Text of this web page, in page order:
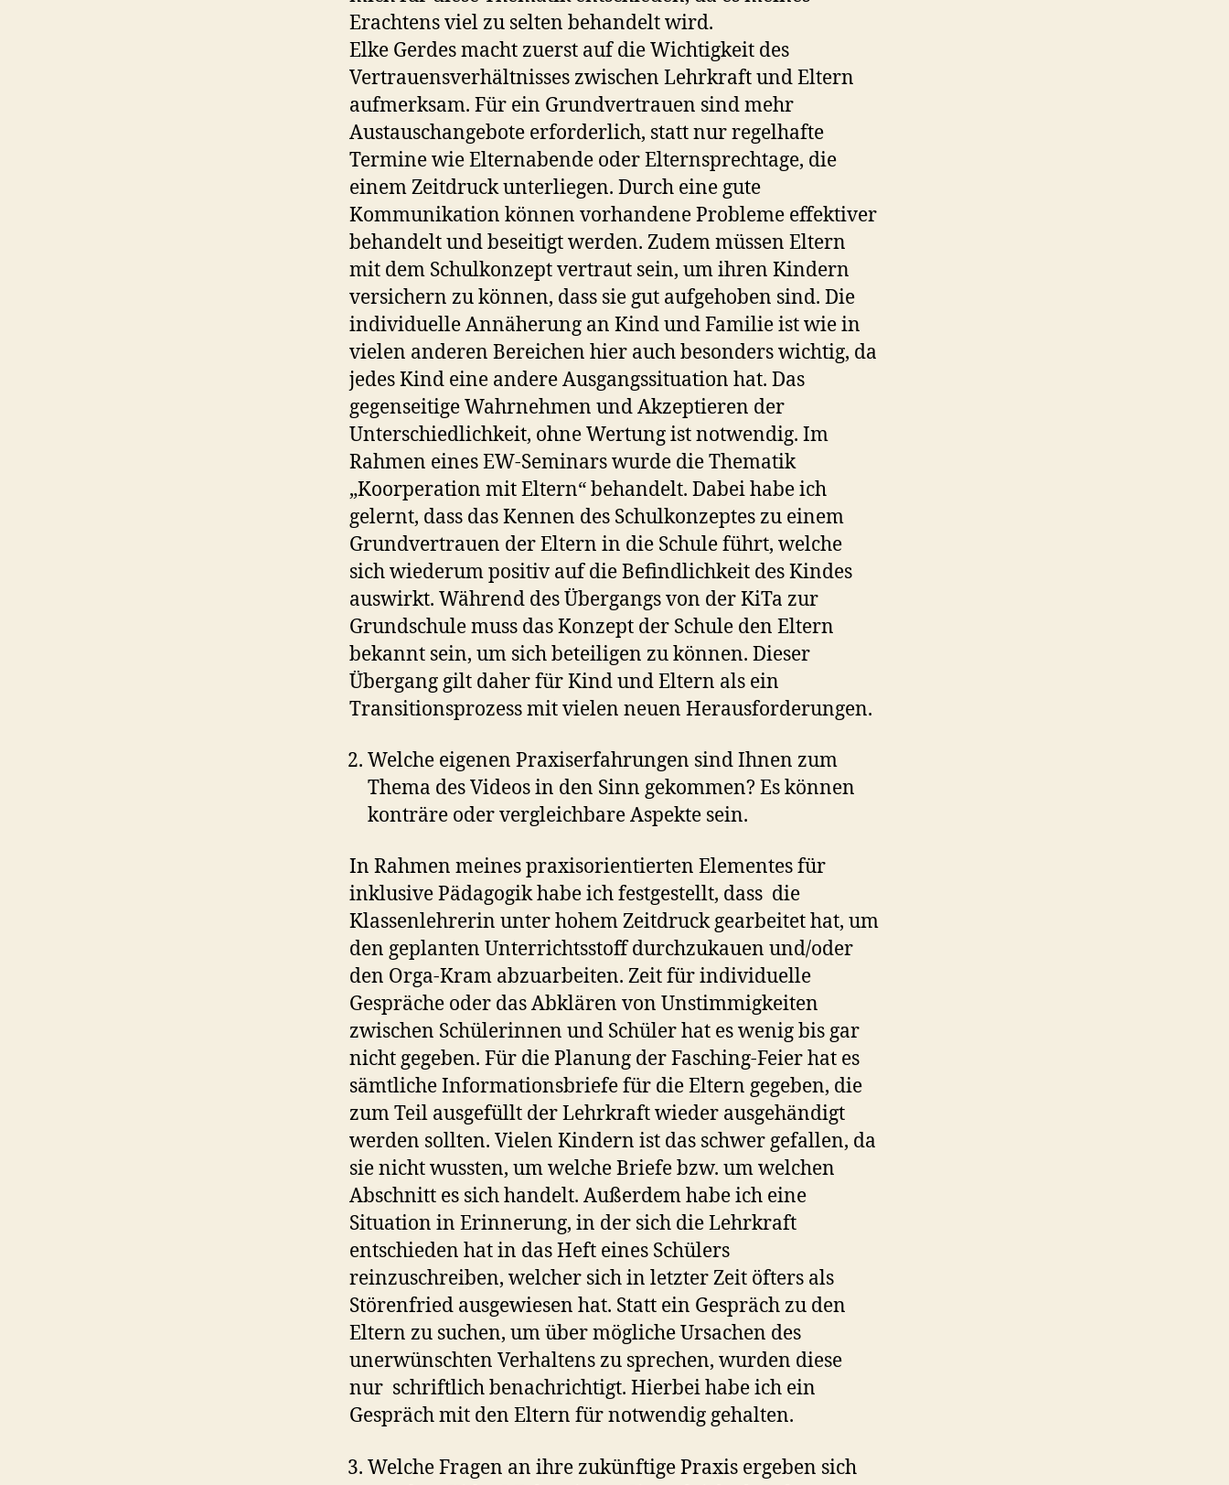
Erachtens viel zu selten behandelt wird.
Elke Gerdes macht zuerst auf die Wichtigkeit des
Vertrauensverhältnisses zwischen Lehrkraft und Eltern
aufmerksam. Für ein Grundvertrauen sind mehr
Austauschangebote erforderlich, statt nur regelhafte
Termine wie Elternabende oder Elternsprechtage, die
einem Zeitdruck unterliegen. Durch eine gute
Kommunikation können vorhandene Probleme effektiver
behandelt und beseitigt werden. Zudem müssen Eltern
mit dem Schulkonzept vertraut sein, um ihren Kindern
versichern zu können, dass sie gut aufgehoben sind. Die
individuelle Annäherung an Kind und Familie ist wie in
vielen anderen Bereichen hier auch besonders wichtig, da
jedes Kind eine andere Ausgangssituation hat. Das
gegenseitige Wahrnehmen und Akzeptieren der
Unterschiedlichkeit, ohne Wertung ist notwendig. Im
Rahmen eines EW-Seminars wurde die Thematik
„Koorperation mit Eltern“ behandelt. Dabei habe ich
gelernt, dass das Kennen des Schulkonzeptes zu einem
Grundvertrauen der Eltern in die Schule führt, welche
sich wiederum positiv auf die Befindlichkeit des Kindes
auswirkt. Während des Übergangs von der KiTa zur
Grundschule muss das Konzept der Schule den Eltern
bekannt sein, um sich beteiligen zu können. Dieser
Übergang gilt daher für Kind und Eltern als ein
Transitionsprozess mit vielen neuen Herausforderungen.
Welche eigenen Praxiserfahrungen sind Ihnen zum
Thema des Videos in den Sinn gekommen? Es können
konträre oder vergleichbare Aspekte sein.
In Rahmen meines praxisorientierten Elementes für
inklusive Pädagogik habe ich festgestellt, dass die
Klassenlehrerin unter hohem Zeitdruck gearbeitet hat, um
den geplanten Unterrichtsstoff durchzukauen und/oder
den Orga-Kram abzuarbeiten. Zeit für individuelle
Gespräche oder das Abklären von Unstimmigkeiten
zwischen Schülerinnen und Schüler hat es wenig bis gar
nicht gegeben. Für die Planung der Fasching-Feier hat es
sämtliche Informationsbriefe für die Eltern gegeben, die
zum Teil ausgefüllt der Lehrkraft wieder ausgehändigt
werden sollten. Vielen Kindern ist das schwer gefallen, da
sie nicht wussten, um welche Briefe bzw. um welchen
Abschnitt es sich handelt. Außerdem habe ich eine
Situation in Erinnerung, in der sich die Lehrkraft
entschieden hat in das Heft eines Schülers
reinzuschreiben, welcher sich in letzter Zeit öfters als
Störenfried ausgewiesen hat. Statt ein Gespräch zu den
Eltern zu suchen, um über mögliche Ursachen des
unerwünschten Verhaltens zu sprechen, wurden diese
nur schriftlich benachrichtigt. Hierbei habe ich ein
Gespräch mit den Eltern für notwendig gehalten.
Welche Fragen an ihre zukünftige Praxis ergeben sich